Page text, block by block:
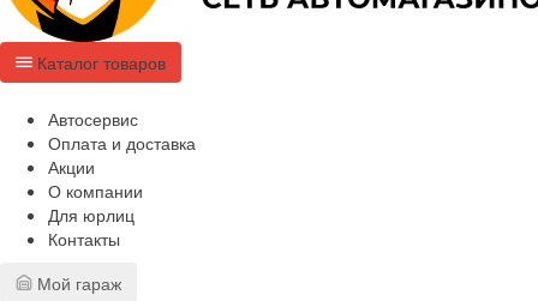
Каталог товаров
Автосервис
Оплата и доставка
Акции
О компании
Для юрлиц
Контакты
Мой гараж